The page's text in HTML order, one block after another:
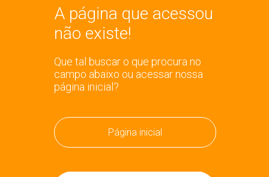
A página que acessou
não existe!
Que tal buscar o que procura no
campo abaixo ou acessar nossa
página inicial?
Página inicial